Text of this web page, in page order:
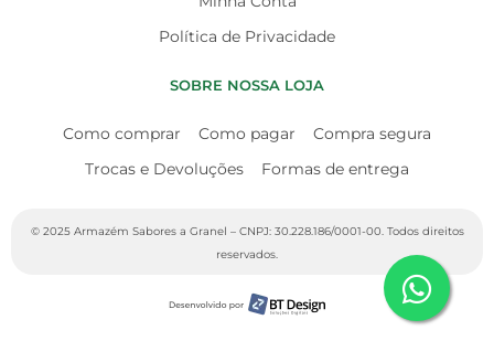
Política de Privacidade
SOBRE NOSSA LOJA
Como comprar Como pagar
Compra segura
Trocas e Devoluções
Formas de entrega
© 2025 Armazém Sabores a Granel – CNPJ: 30.228.186/0001-00. Todos direitos
reservados.